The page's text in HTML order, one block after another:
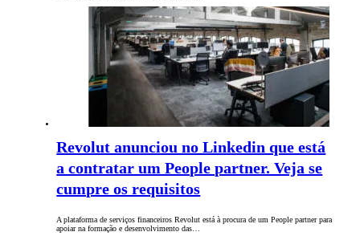
Revolut anunciou no Linkedin que está
a contratar um People partner. Veja se
cumpre os requisitos
A plataforma de serviços financeiros Revolut está à procura de um People partner para
apoiar na formação e desenvolvimento das…